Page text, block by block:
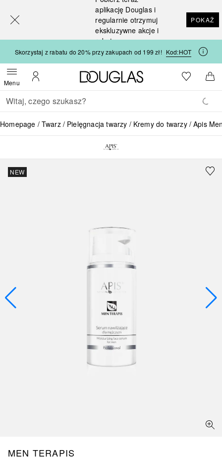
aplikację Douglas i
regularnie otrzymuj
ekskluzywne akcje i
rabaty
POKAŻ
Skorzystaj z rabatu do 20% przy zakupach od 199 zł! Kod:HOT
MenuOtwórz menuMoje konto
Strona główna Douglas
Do listyDo
Wracać
Wykonaj wyszukiwanie
Homepage Twarz Pielęgnacja twarzy Kremy do twarzy Apis
NEW
MEN TERAPIS
[navigation.slideout.screenreader]